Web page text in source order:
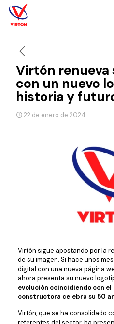
Virtón renueva
con un nuevo
historia y
22 de enero de 2024
Virtón sigue apostando por la
de su imagen. Si hace unos
digital con una nueva página
ahora presenta su nuevo
evolución coincidiendo con el
constructora celebra su 50
Virtón, que se ha consolidado
referentes del sector, ha